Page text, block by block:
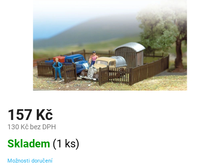
157 Kč
130 Kč bez DPH
Měrná
cena:
Skladem (1 ks)
Možnosti doručení